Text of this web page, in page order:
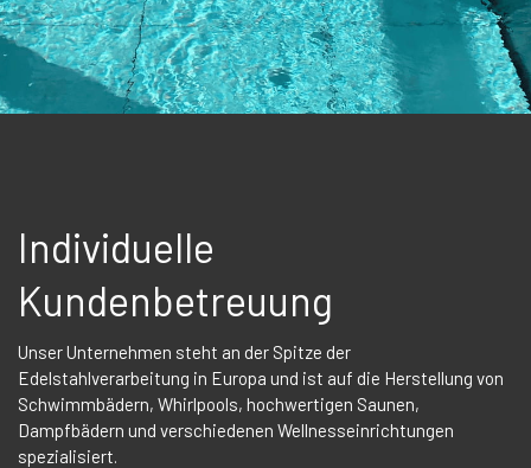
Individuelle
Kundenbetreuung
Unser Unternehmen steht an der Spitze der
Edelstahlverarbeitung in Europa und ist auf die Herstellung von
Schwimmbädern, Whirlpools, hochwertigen Saunen,
Dampfbädern und verschiedenen Wellnesseinrichtungen
spezialisiert.